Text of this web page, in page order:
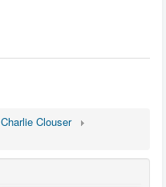
Charlie Clouser